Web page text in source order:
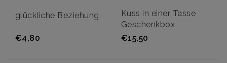
glückliche Beziehung
€4,80
Kuss in einer Tasse
Geschenkbox
€15,50